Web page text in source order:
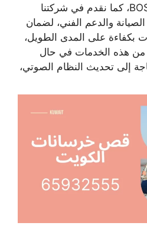
JPL وسماعات سقف BOSE، كما نقدم في شركتنا
والدعم الفني، لضمان
بكفاءة على المدى الطويل،
من هذه الخدمات في حال
إلى تحديث النظام الصوتي،